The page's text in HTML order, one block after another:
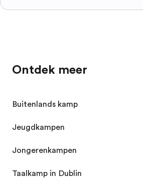
Ontdek meer
Buitenlands kamp
Jeugdkampen
Jongerenkampen
Taalkamp in Dublin